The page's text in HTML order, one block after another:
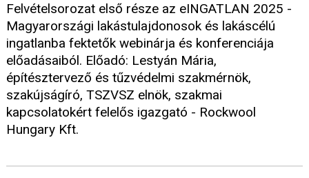
Felvételsorozat első része az eINGATLAN 2025 -
Magyarországi lakástulajdonosok és lakáscélú
ingatlanba fektetők webinárja és konferenciája
előadásaiból. Előadó: Lestyán Mária,
építésztervező és tűzvédelmi szakmérnök,
szakújságíró, TSZVSZ elnök, szakmai
kapcsolatokért felelős igazgató - Rockwool
Hungary Kft.